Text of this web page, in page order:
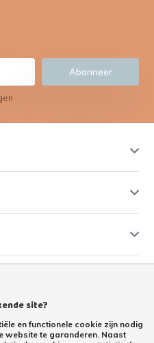
Abonneer
site?
en functionele cookie zijn nodig
website te garanderen. Naast